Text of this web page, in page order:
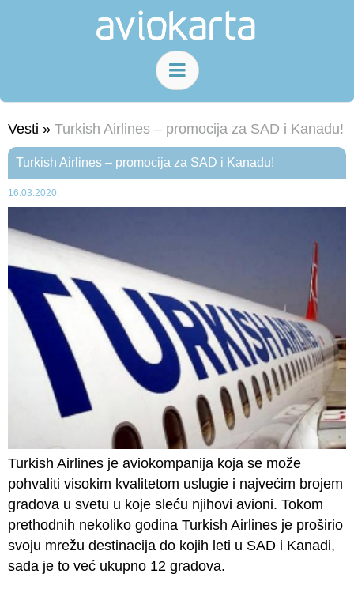
Vesti » Turkish Airlines – promocija za SAD i Kanadu!
Turkish Airlines – promocija za SAD i Kanadu!
16.03.2020.
Turkish Airlines je aviokompanija koja se može
pohvaliti visokim kvalitetom uslugie i najvećim brojem
gradova u svetu u koje sleću njihovi avioni. Tokom
prethodnih nekoliko godina Turkish Airlines je proširio
svoju mrežu destinacija do kojih leti u SAD i Kanadi,
sada je to već ukupno 12 gradova.